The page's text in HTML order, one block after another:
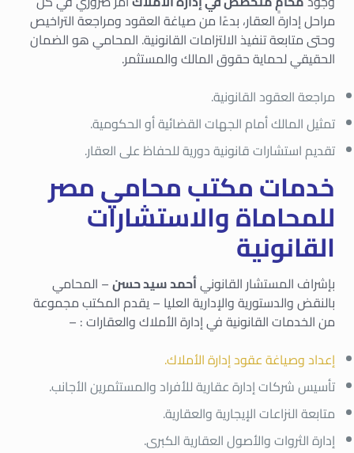
مراحل إدارة العقار، بدءًا من صياغة العقود ومراجعة التراخيص
وحتى متابعة تنفيذ الالتزامات القانونية. المحامي هو الضمان
الحقيقي لحماية حقوق المالك والمستثمر.
مراجعة العقود القانونية.
تمثيل المالك أمام الجهات القضائية أو الحكومية.
تقديم استشارات قانونية دورية للحفاظ على العقار.
خدمات مكتب محامي مصر
للمحاماة والاستشارات
القانونية
بإشراف المستشار القانونيأحمد سيد حسن– المحامي
بالنقض والدستورية والإدارية العليا – يقدم المكتب مجموعة
من الخدمات القانونية في إدارة الأملاك والعقارات : –
إعداد وصياغة عقود إدارة الأملاك.
تأسيس شركات إدارة عقارية للأفراد والمستثمرين الأجانب.
متابعة النزاعات الإيجارية والعقارية.
إدارة الثروات والأصول العقارية الكبرى.